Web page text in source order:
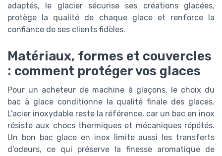
adaptés, le glacier sécurise ses créations glacées,
protège la qualité de chaque glace et renforce la
confiance de ses clients fidèles.
Matériaux, formes et couvercles
: comment protéger vos glaces
Pour un acheteur de machine à glaçons, le choix du
bac à glace conditionne la qualité finale des glaces.
L’acier inoxydable reste la référence, car un bac en inox
résiste aux chocs thermiques et mécaniques répétés.
Un bon bac glace en inox limite aussi les transferts
d’odeurs, ce qui préserve la finesse aromatique de